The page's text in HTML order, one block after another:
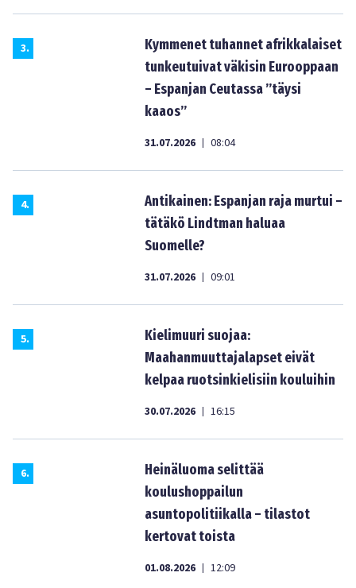
3.
Kymmenet tuhannet afrikkalaiset
tunkeutuivat väkisin Eurooppaan
– Espanjan Ceutassa ”täysi
kaaos”
31.07.2026 | 08:04
4.
Antikainen: Espanjan raja murtui –
tätäkö Lindtman haluaa
Suomelle?
31.07.2026 | 09:01
5.
Kielimuuri suojaa:
Maahanmuuttajalapset eivät
kelpaa ruotsinkielisiin kouluihin
30.07.2026 | 16:15
6.
Heinäluoma selittää
koulushoppailun
asuntopolitiikalla – tilastot
kertovat toista
01.08.2026 | 12:09